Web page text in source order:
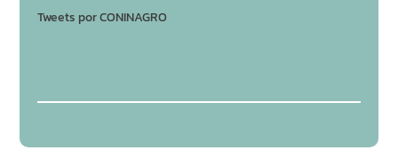
Tweets por CONINAGRO